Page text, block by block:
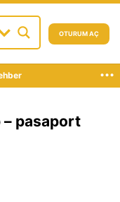
OTURUM AÇ
...
pasaport